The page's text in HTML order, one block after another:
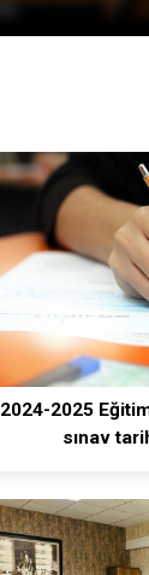
2024-2025
sınav